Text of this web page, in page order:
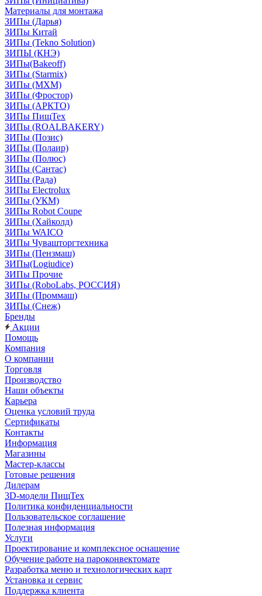
Материалы для монтажа
ЗИПы (Дарья)
ЗИПы Китай
ЗИПы (Tekno Solution)
ЗИПЫ (КНЭ)
ЗИПы(Bakeoff)
ЗИПы (Starmix)
ЗИПы (МХМ)
ЗИПы (Фростор)
ЗИПы (АРКТО)
ЗИПы ПищТех
ЗИПы (ROALBAKERY)
ЗИПы (Позис)
ЗИПы (Полаир)
ЗИПы (Полюс)
ЗИПы (Сантас)
ЗИПы (Рада)
ЗИПы Electrolux
ЗИПы (УКМ)
ЗИПы Robot Coupe
ЗИПы (Хайколд)
ЗИПы WAICO
ЗИПы Чувашторгтехника
ЗИПы (Пензмаш)
ЗИПы(Logiudice)
ЗИПы Прочие
ЗИПы (RoboLabs, РОССИЯ)
ЗИПы (Проммаш)
ЗИПы (Снеж)
Бренды
Акции
Помощь
Компания
О компании
Торговля
Производство
Наши объекты
Карьера
Оценка условий труда
Сертификаты
Контакты
Информация
Магазины
Мастер-классы
Готовые решения
Дилерам
3D-модели ПищТех
Политика конфиденциальности
Пользовательское соглашение
Полезная информация
Услуги
Проектирование и комплексное оснащение
Обучение работе на пароконвектомате
Разработка меню и технологических карт
Установка и сервис
Поддержка клиента